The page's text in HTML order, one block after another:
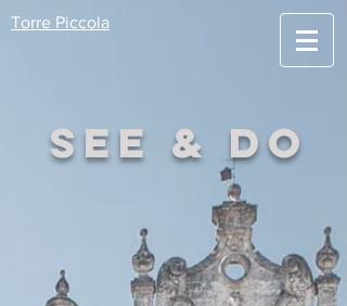
Torre Piccola
SEE & DO